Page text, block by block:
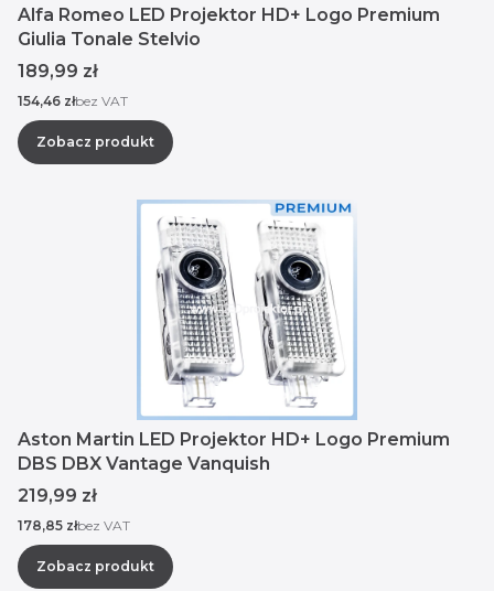
Alfa Romeo LED Projektor HD+ Logo Premium
Giulia Tonale Stelvio
Cena
189,99 zł
Cena
154,46 złbez VAT
Zobacz produkt
Aston Martin LED Projektor HD+ Logo Premium
DBS DBX Vantage Vanquish
Cena
219,99 zł
Cena
178,85 złbez VAT
Zobacz produkt